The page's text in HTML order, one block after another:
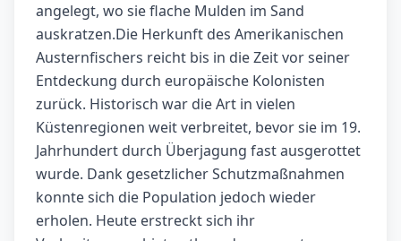
angelegt, wo sie flache Mulden im Sand
auskratzen.Die Herkunft des Amerikanischen
Austernfischers reicht bis in die Zeit vor seiner
Entdeckung durch europäische Kolonisten
zurück. Historisch war die Art in vielen
Küstenregionen weit verbreitet, bevor sie im 19.
Jahrhundert durch Überjagung fast ausgerottet
wurde. Dank gesetzlicher Schutzmaßnahmen
konnte sich die Population jedoch wieder
erholen. Heute erstreckt sich ihr